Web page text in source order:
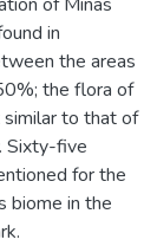
in
the areas
the flora of
to that of
Sixty-five
for the
biome in the